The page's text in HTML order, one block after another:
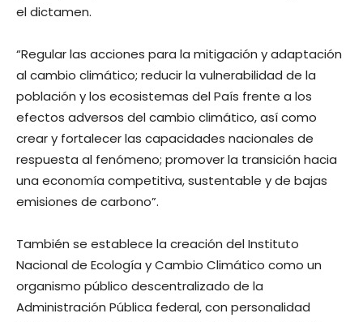
el dictamen.
“Regular las acciones para la mitigación y adaptación
al cambio climático; reducir la vulnerabilidad de la
población y los ecosistemas del País frente a los
efectos adversos del cambio climático, así como
crear y fortalecer las capacidades nacionales de
respuesta al fenómeno; promover la transición hacia
una economía competitiva, sustentable y de bajas
emisiones de carbono”.
También se establece la creación del Instituto
Nacional de Ecología y Cambio Climático como un
organismo público descentralizado de la
Administración Pública federal, con personalidad